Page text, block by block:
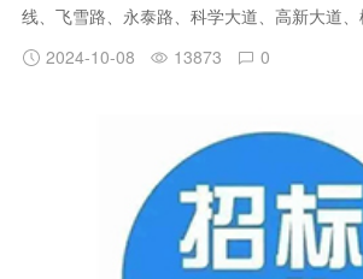
线、飞雪路、永泰路、科学大道、高新大道
站18座，换乘站7座，分别与规划17号线、15
线、19号线及既有1号线换乘；一期工程全线
2024-10-08 13873 0